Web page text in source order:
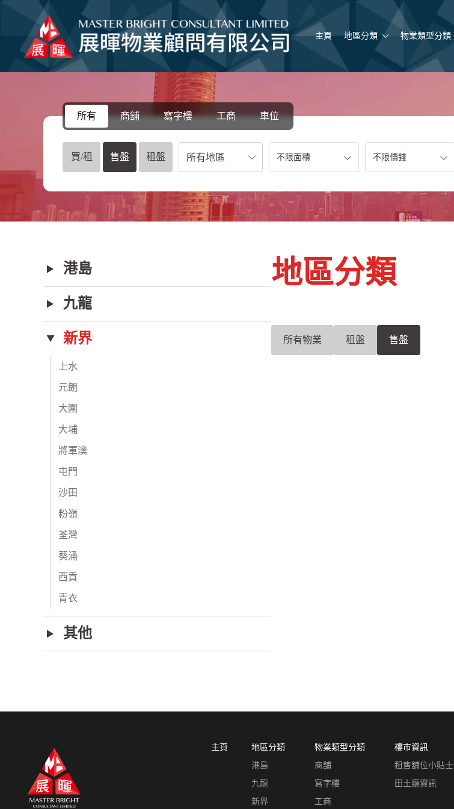
主頁 地區分類 物業類型分類
所有 商舖 寫字樓 工商 車位
買/租 售盤 租盤 所有地區 不限面積 不限價錢
港島
九龍
新界
上水
元朗
大圍
大埔
將軍澳
屯門
沙田
粉嶺
荃灣
葵涌
西貢
青衣
其他
地區分類
所有物業 租盤 售盤
主頁
地區分類
港島
九龍
新界
物業類型分類
商舖
寫字樓
工商
樓市資訊
租售舖位小貼士
田土廳資訊